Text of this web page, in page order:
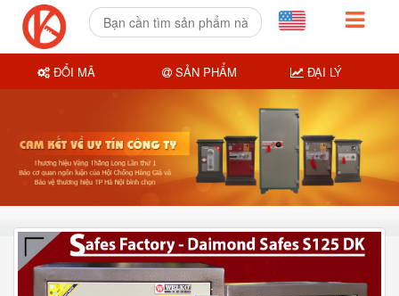
ĐỔI MÃ SẢN PHẨM ĐẠI LÝ